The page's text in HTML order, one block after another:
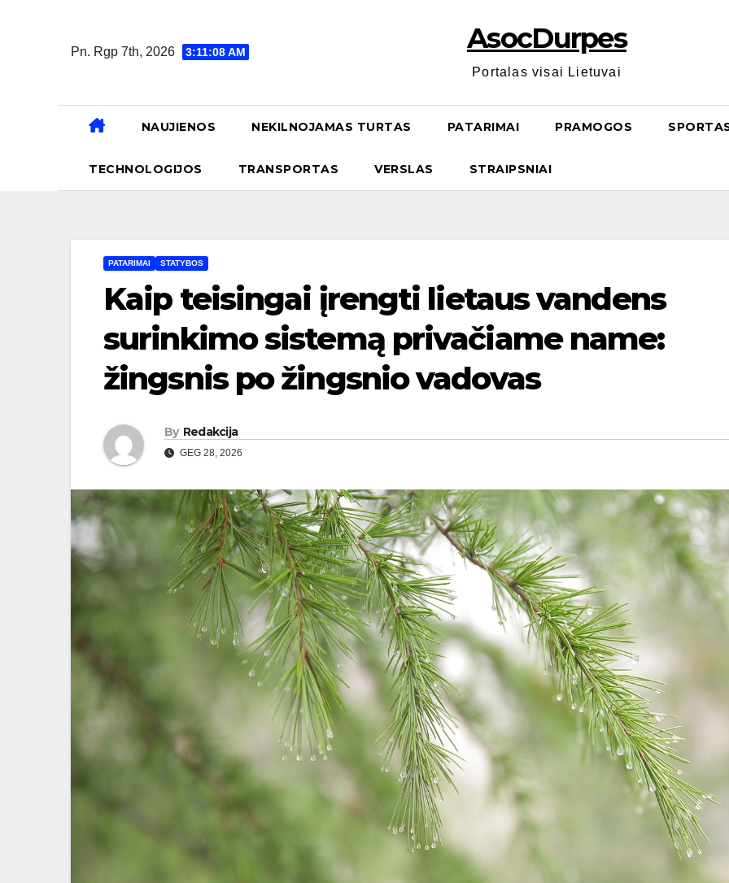
Pn. Rgp 7th, 2026 3:11:09 AM AsocDurpes
Portalas visai Lietuvai
NAUJIENOS NEKILNOJAMAS TURTAS PATARIMAI PRAMOGOS
TECHNOLOGIJOS TRANSPORTAS VERSLAS STRAIPSNIAI
PATARIMAI STATYBOS
Kaip teisingai įrengti lietaus vandens
surinkimo sistemą privačiame name:
žingsnis po žingsnio vadovas
By Redakcija
GEG 28, 2026